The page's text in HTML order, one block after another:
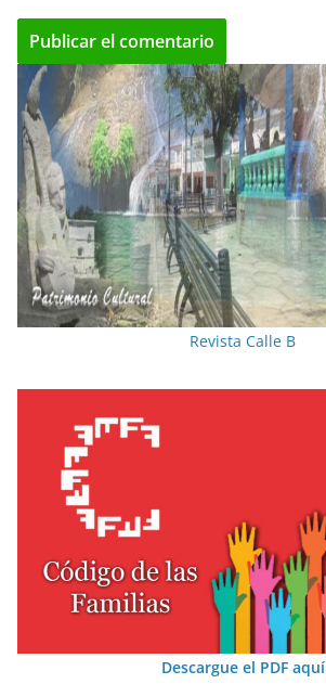
Revista Calle B
Descargue el PDF aquí